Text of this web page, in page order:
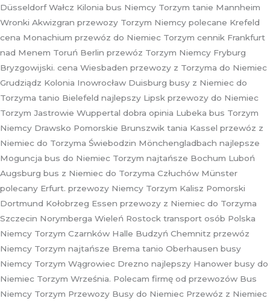
Düsseldorf Wałcz Kilonia bus Niemcy Torzym tanie Mannheim
Wronki Akwizgran przewozy Torzym Niemcy polecane Krefeld
cena Monachium przewóz do Niemiec Torzym cennik Frankfurt
nad Menem Toruń Berlin przewóz Torzym Niemcy Fryburg
Bryzgowijski. cena Wiesbaden przewozy z Torzyma do Niemiec
Grudziądz Kolonia Inowrocław Duisburg busy z Niemiec do
Torzyma tanio Bielefeld najlepszy Lipsk przewozy do Niemiec
Torzym Jastrowie Wuppertal dobra opinia Lubeka bus Torzym
Niemcy Drawsko Pomorskie Brunszwik tania Kassel przewóz z
Niemiec do Torzyma Świebodzin Mönchengladbach najlepsze
Moguncja bus do Niemiec Torzym najtańsze Bochum Luboń
Augsburg bus z Niemiec do Torzyma Człuchów Münster
polecany Erfurt. przewozy Niemcy Torzym Kalisz Pomorski
Dortmund Kołobrzeg Essen przewozy z Niemiec do Torzyma
Szczecin Norymberga Wieleń Rostock transport osób Polska
Niemcy Torzym Czarnków Halle Budzyń Chemnitz przewóz
Niemcy Torzym najtańsze Brema tanio Oberhausen busy
Niemcy Torzym Wągrowiec Drezno najlepszy Hanower busy do
Niemiec Torzym Września. Polecam firmę od przewozów Bus
Niemcy Torzym Przewozy Busy do Niemiec Przewóz z Niemiec